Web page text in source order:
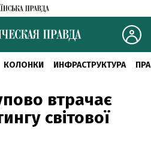
КОЛОНКИ ИНФРАСТРУКТУРА
втрачає
світової